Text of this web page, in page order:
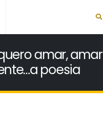
amar, amar
poesia